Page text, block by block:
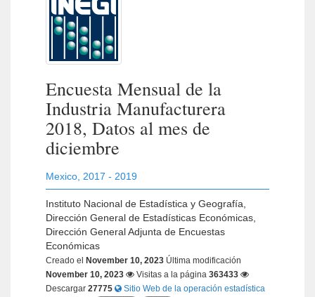
Encuesta Mensual de la
Industria Manufacturera
2018, Datos al mes de
diciembre
Mexico 2017 - 2019
Instituto Nacional de Estadística y Geografía,
Dirección General de Estadísticas Económicas,
Dirección General Adjunta de Encuestas
Económicas
Creado el November 10, 2023 Última modificación
November 10, 2023
Visitas a la página 363433
Descargar 27775
Sitio Web de la operación estadística